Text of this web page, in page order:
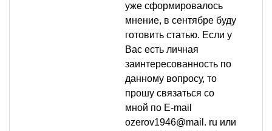
уже сформировалось
мнение, в сентябре буду
готовить статью. Если у
Вас есть личная
заинтересованность по
данному вопросу, то
прошу связаться со
мной по E-mail
ozerov1946@mail. ru или